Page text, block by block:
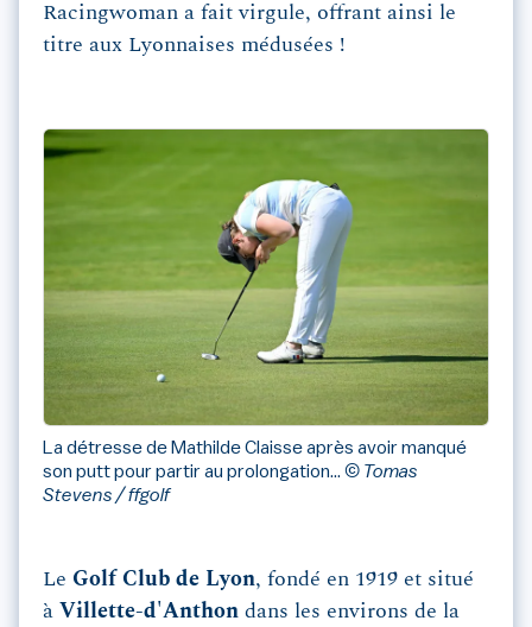
Racingwoman a fait virgule, offrant ainsi le
titre aux Lyonnaises médusées !
La détresse de Mathilde Claisse après avoir manqué
son putt pour partir au prolongation... © Tomas
Stevens / ffgolf
Le Golf Club de Lyon, fondé en 1919 et situé
à Villette-d'Anthon dans les environs de la